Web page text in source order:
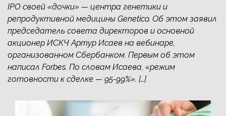
IPO своей «дочки» — центра генетики и
репродуктивной медицины Genetico. Об этом заявил
председатель совета директоров и основной
акционер ИСКЧ Артур Исаев на вебинаре,
организованном Сбербанком. Первым об этом
написал Forbes. По словам Исаева, «режим
готовности к сделке — 95-99%». […]